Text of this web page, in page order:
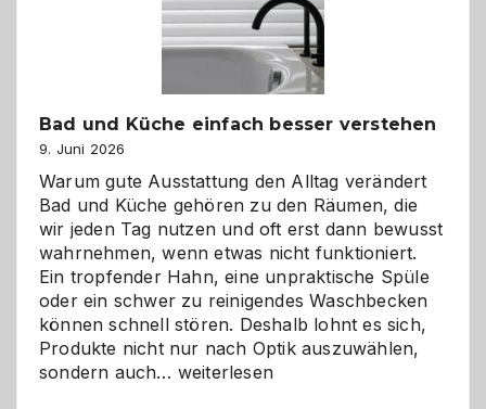
Bad und Küche einfach besser verstehen
9. Juni 2026
Warum gute Ausstattung den Alltag verändert
Bad und Küche gehören zu den Räumen, die
wir jeden Tag nutzen und oft erst dann bewusst
wahrnehmen, wenn etwas nicht funktioniert.
Ein tropfender Hahn, eine unpraktische Spüle
oder ein schwer zu reinigendes Waschbecken
können schnell stören. Deshalb lohnt es sich,
Produkte nicht nur nach Optik auszuwählen,
sondern auch… Bad
weiterlesen